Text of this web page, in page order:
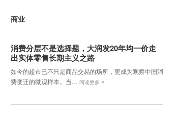
商业
消费分层不是选择题，大润发20年均一价走
出实体零售长期主义之路
如今的超市已不只是商品交易的场所，更成为观察中国消
费变迁的微观样本。当…
阅读更多 »